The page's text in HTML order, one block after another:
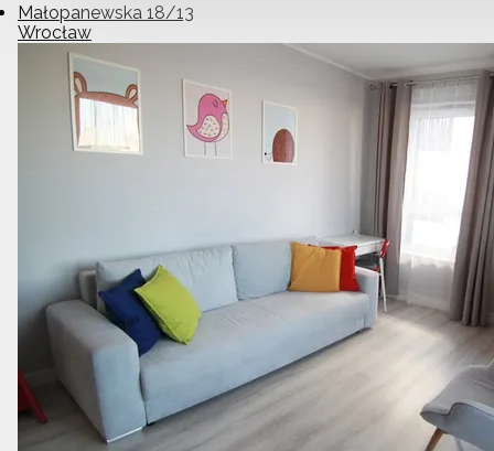
Małopanewska 18/13
Wrocław